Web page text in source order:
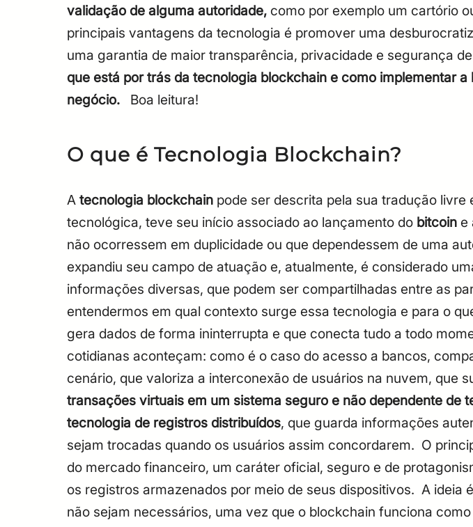
validação de alguma autoridade, como por exemplo um cartório
principais vantagens da tecnologia é promover uma
uma garantia de maior transparência, privacidade e segurança
que está por trás da tecnologia blockchain e como implementar
negócio.
Boa leitura!
O que é Tecnologia Blockchain?
A tecnologia blockchain pode ser descrita pela sua tradução livre
tecnológica, teve seu início associado ao lançamento do bitcoin e
não ocorressem em duplicidade ou que dependessem de uma
expandiu seu campo de atuação e, atualmente, é considerado
informações diversas, que podem ser compartilhadas entre as
entendermos em qual contexto surge essa tecnologia e para o
gera dados de forma ininterrupta e que conecta tudo a todo
cotidianas aconteçam: como é o caso do acesso a bancos,
cenário, que valoriza a interconexão de usuários na nuvem, que
transações virtuais em um sistema seguro e não dependente de
tecnologia de registros distribuídos, que guarda informações
sejam trocadas quando os usuários assim concordarem. O
do mercado financeiro, um caráter oficial, seguro e de
os registros armazenados por meio de seus dispositivos. A ideia
não sejam necessários, uma vez que o blockchain funciona